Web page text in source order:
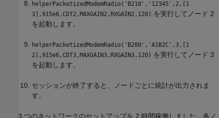
helperPacketizedModemRadio('B210','12345',2,[1
3],915e6,CDT2,MAXGAIN2,RXGAIN2,120) を実行してノード 2
を起動します。
helperPacketizedModemRadio('B200','A1B2C',3,[1
2],915e6,CDT3,MAXGAIN3,RXGAIN3,120) を実行してノード 3
を起動します。
セッションが終了すると、ノードごとに統計が出力されま
す。
3 つのネットワークのセットアップを 2 時間稼働しました。各ノ